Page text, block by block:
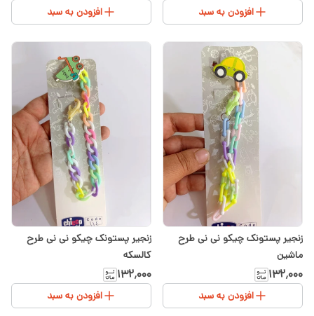
افزودن به سبد افزودن به سبد
زنجیر پستونک چیکو نی نی طرح
ماشین
۱۳۲٬۰۰۰
افزودن به سبد
زنجیر پستونک چیکو نی نی طرح
کالسکه
۱۳۲٬۰۰۰
افزودن به سبد